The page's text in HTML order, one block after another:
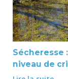
Sécheresse
niveau de